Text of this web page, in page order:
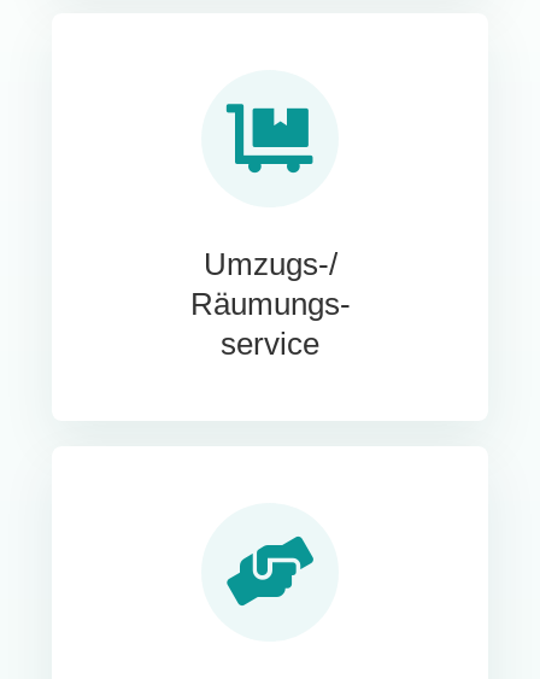
Umzugs-/
Räumungs-
service